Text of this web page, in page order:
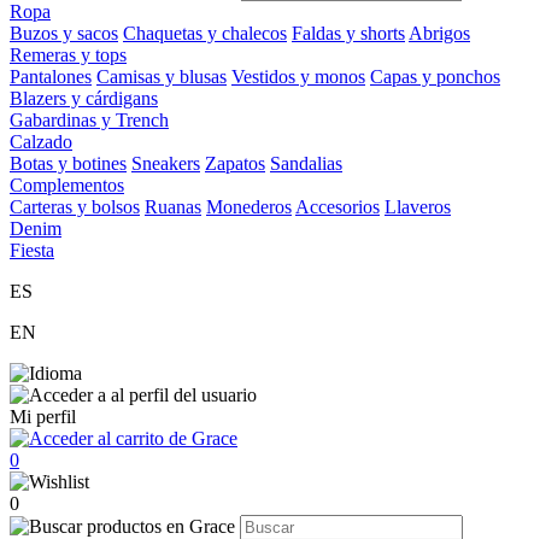
Ropa
Buzos y sacos Chaquetas y chalecos Faldas y shorts Abrigos
Remeras y tops
Pantalones Camisas y blusas Vestidos y monos Capas y ponchos
Blazers y cárdigans
Gabardinas y Trench
Calzado
Botas y botines Sneakers Zapatos Sandalias
Complementos
Carteras y bolsos Ruanas Monederos Accesorios Llaveros
Denim
Fiesta
ES
EN
Mi perfil
0
0